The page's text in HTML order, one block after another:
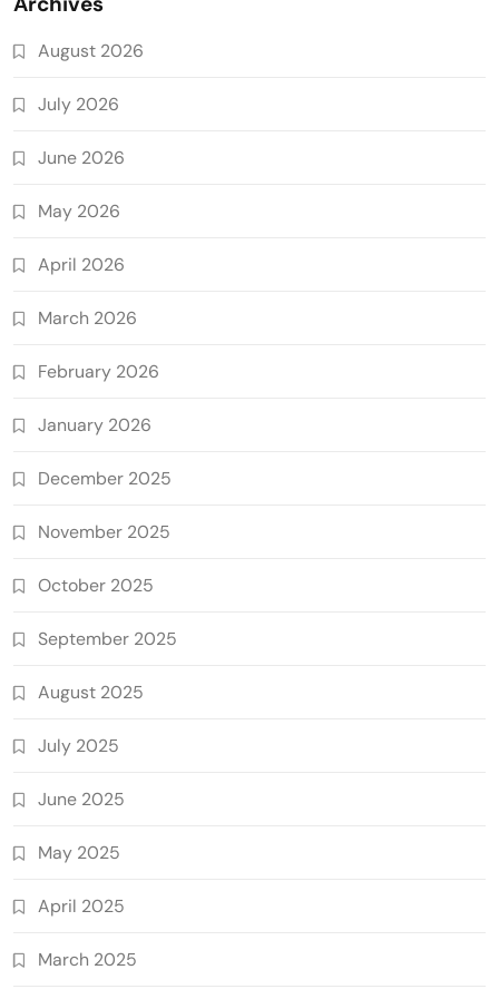
August 2026
July 2026
June 2026
May 2026
April 2026
March 2026
February 2026
January 2026
December 2025
November 2025
October 2025
September 2025
August 2025
July 2025
June 2025
May 2025
April 2025
March 2025